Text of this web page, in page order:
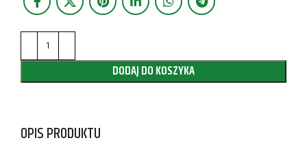
DODAJ DO KOSZYKA
OPIS PRODUKTU